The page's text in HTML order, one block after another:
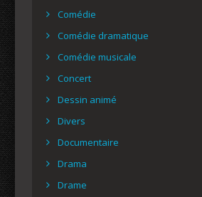
Comédie
Comédie dramatique
Comédie musicale
Concert
Dessin animé
Divers
Documentaire
Drama
Drame